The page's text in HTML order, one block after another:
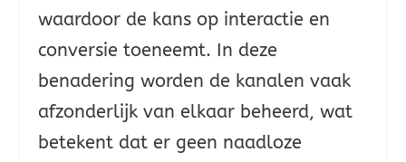
waardoor de kans op interactie en
conversie toeneemt. In deze
benadering worden de kanalen vaak
afzonderlijk van elkaar beheerd, wat
betekent dat er geen naadloze